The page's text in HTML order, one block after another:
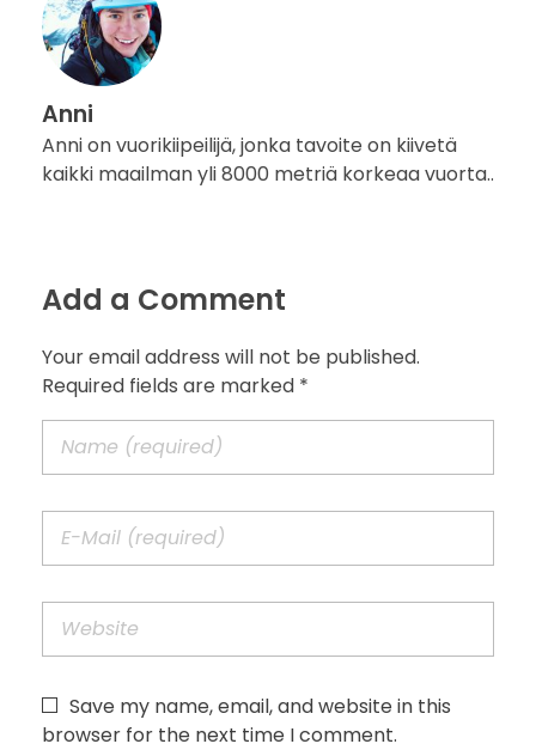
Anni
Anni on vuorikiipeilijä, jonka tavoite on kiivetä
kaikki maailman yli 8000 metriä korkeaa vuorta..
Add a Comment
Your email address will not be published.
Required fields are marked *
Save my name, email, and website in this
browser for the next time I comment.